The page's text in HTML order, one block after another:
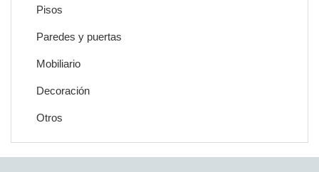
Pisos
Paredes y puertas
Mobiliario
Decoración
Otros